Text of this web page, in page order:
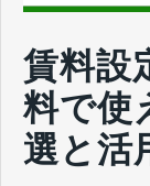
賃料設
料で使
選と活